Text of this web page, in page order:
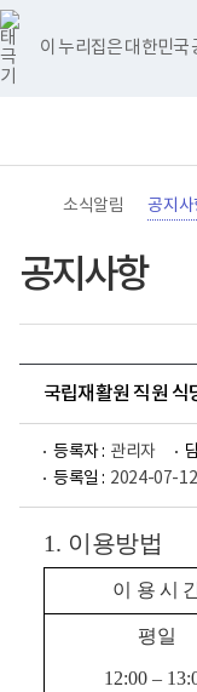
바
로
가
기
메
이 누리집은 대한민국
너
비
767px
이
하
영메
홈
소식알림 공지사
공지사항
국립재활원 직원 식
등록자 : 관리자
등록일 : 2024-07-12
1. 이용방법
이 용 시
평일
12:00 –
유
튜
브
블
로
그
인
스
타
그
램
페
이
스
북